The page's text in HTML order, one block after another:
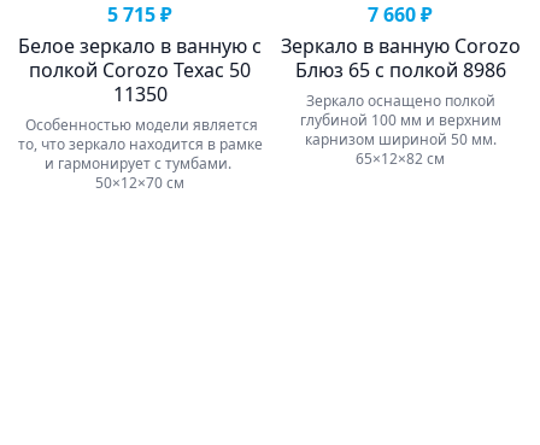
5 715 ₽
Белое зеркало в ванную с
полкой Corozo Техас 50
11350
Особенностью модели является
то, что зеркало находится в рамке
и гармонирует с тумбами.
50×12×70 см
7 660 ₽
Зеркало в ванную Corozo
Блюз 65 с полкой 8986
Зеркало оснащено полкой
глубиной 100 мм и верхним
карнизом шириной 50 мм.
65×12×82 см